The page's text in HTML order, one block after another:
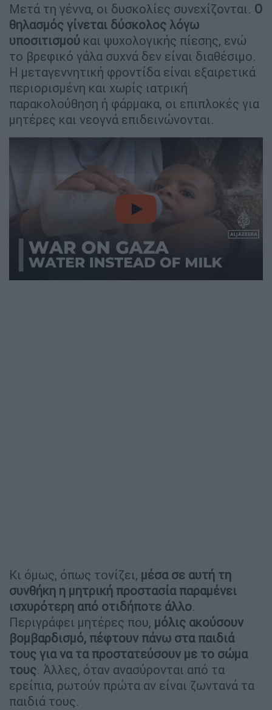
Μετά τη γέννα, οι δυσκολίες συνεχίζονται. Ο
θηλασμός γίνεται δύσκολος λόγω
υποσιτισμού και ψυχολογικής πίεσης, ενώ
το βρεφικό γάλα συχνά δεν είναι διαθέσιμο.
Η μεταγεννητική φροντίδα είναι εξαιρετικά
περιορισμένη και χωρίς ιατρική
παρακολούθηση ή φάρμακα, οι επιπλοκές για
μητέρες και νεογνά επιδεινώνονται.
video
Κι όμως, όπως τονίζει, μέσα σε αυτή τη
συνθήκη η μητρική προστασία παραμένει
ισχυρότερη από οτιδήποτε άλλο.
Περιγράφει μητέρες που, μόλις ακούσουν
βομβαρδισμό, πέφτουν πάνω στα παιδιά
τους για να τα προστατεύσουν με το σώμα
τους. Άλλες, όταν ανασύρονται από τα
ερείπια, ρωτούν πρώτα αν είναι ζωντανά τα
παιδιά τους.